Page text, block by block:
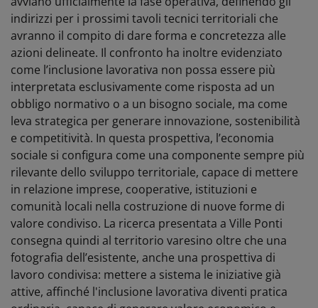
indirizzi per i prossimi tavoli tecnici territoriali che
avranno il compito di dare forma e concretezza alle
azioni delineate. Il confronto ha inoltre evidenziato
come l’inclusione lavorativa non possa essere più
interpretata esclusivamente come risposta ad un
obbligo normativo o a un bisogno sociale, ma come
leva strategica per generare innovazione, sostenibilità
e competitività. In questa prospettiva, l’economia
sociale si configura come una componente sempre più
rilevante dello sviluppo territoriale, capace di mettere
in relazione imprese, cooperative, istituzioni e
comunità locali nella costruzione di nuove forme di
valore condiviso. La ricerca presentata a Ville Ponti
consegna quindi al territorio varesino oltre che una
fotografia dell’esistente, anche una prospettiva di
lavoro condivisa: mettere a sistema le iniziative già
attive, affinché l'inclusione lavorativa diventi pratica